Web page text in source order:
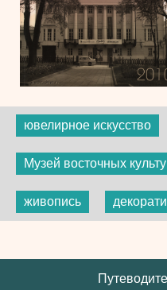
ювелирное искусство
Музей восточных
живопись